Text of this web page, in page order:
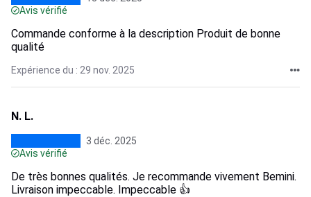
Avis vérifié
Commande conforme à la description Produit de bonne
qualité
Expérience du : 29 nov. 2025
N. L.
3 déc. 2025
Avis vérifié
De très bonnes qualités. Je recommande vivement Bemini.
Livraison impeccable. Impeccable 👍